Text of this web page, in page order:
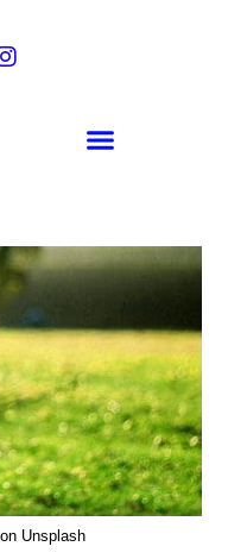
Unsplash